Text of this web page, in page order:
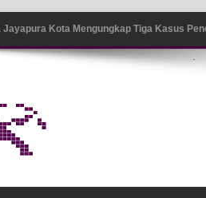
Jayapura Kota Mengungkap Tiga Kasus
Jayapura Kota Mengapresiasi
.